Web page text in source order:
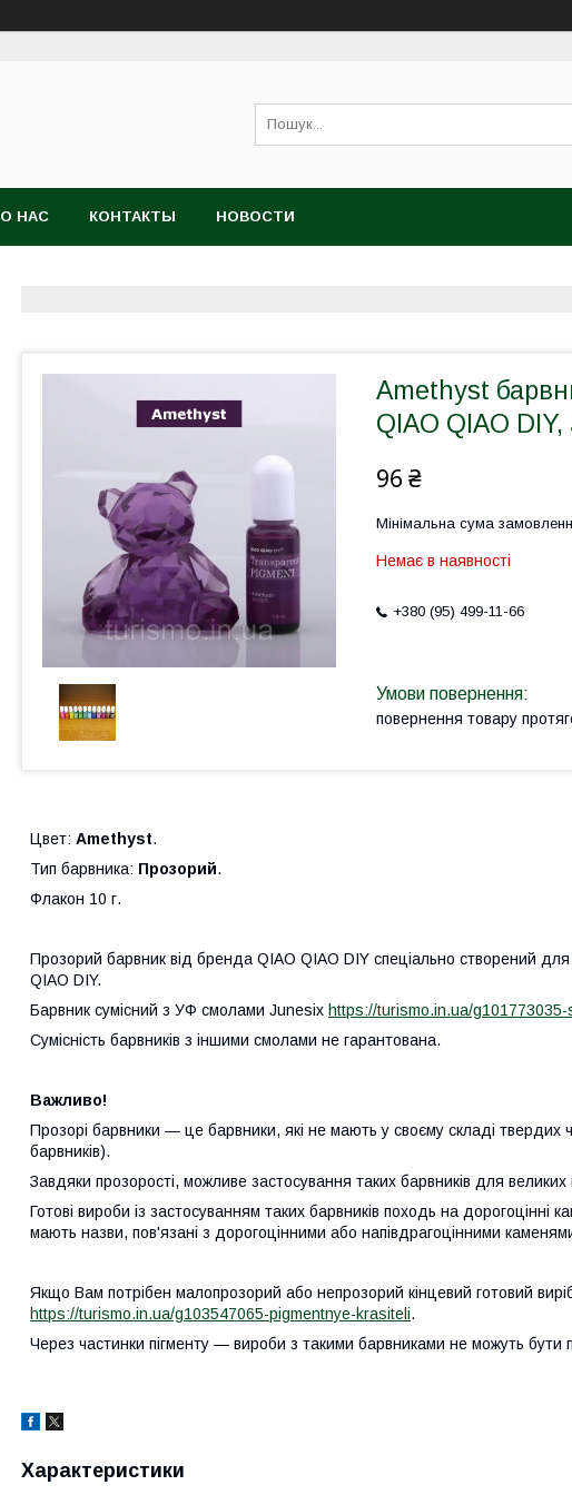
О НАС КОНТАКТЫ НОВОСТИ
Amethyst
QIAO QIAO
96 ₴
Мінімальна сума
Немає в наявності
+380 (95) 499-11-66
повернення товару
Цвет: Amethyst.
Тип барвника: Прозорий.
Флакон 10 г.
Прозорий барвник від бренда QIAO QIAO DIY спеціально створений
QIAO DIY.
Барвник сумісний з УФ смолами Junesix https://turismo.in.ua/
Сумісність барвників з іншими смолами не гарантована.
Важливо!
Прозорі барвники — це барвники, які не мають у своєму складі твердих
барвників).
Завдяки прозорості, можливе застосування таких барвників для
Готові вироби із застосуванням таких барвників походь на дорогоцінні
мають назви, пов'язані з дорогоцінними або напівдрагоцінними
Якщо Вам потрібен малопрозорий або непрозорий кінцевий готовий
https://turismo.in.ua/g103547065-pigmentnye-krasiteli.
Через частинки пігменту — вироби з такими барвниками не можуть бути
Характеристики